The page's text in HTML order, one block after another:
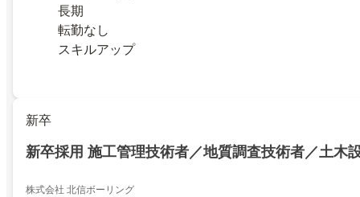
長期
転勤なし
スキルアップ
新卒
新卒採用 施工管理技術者／地質調査技術者／土木
株式会社 北信ボーリング